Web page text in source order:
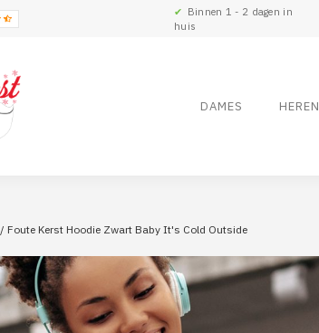
✔
Binnen 1 - 2 dagen in
huis
DAMES HEREN
/ Foute Kerst Hoodie Zwart Baby It's Cold Outside